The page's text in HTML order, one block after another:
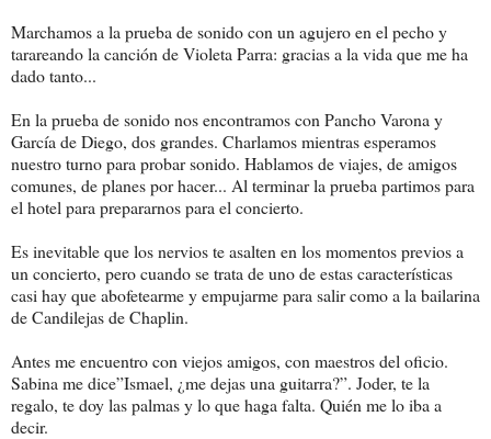
Marchamos a la prueba de sonido con un agujero en el pecho y
tarareando la canción de Violeta Parra: gracias a la vida que me ha
dado tanto...
En la prueba de sonido nos encontramos con Pancho Varona y
García de Diego, dos grandes. Charlamos mientras esperamos
nuestro turno para probar sonido. Hablamos de viajes, de amigos
comunes, de planes por hacer... Al terminar la prueba partimos para
el hotel para prepararnos para el concierto.
Es inevitable que los nervios te asalten en los momentos previos a
un concierto, pero cuando se trata de uno de estas características
casi hay que abofetearme y empujarme para salir como a la bailarina
de Candilejas de Chaplin.
Antes me encuentro con viejos amigos, con maestros del oficio.
Sabina me dice”Ismael, ¿me dejas una guitarra?”. Joder, te la
regalo, te doy las palmas y lo que haga falta. Quién me lo iba a
decir.